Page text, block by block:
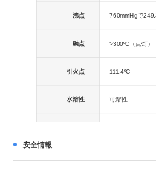
沸点 760mmHgで
融点 >300ºC（点灯）
引火点 111.4ºC
水溶性 可溶性
安全情報